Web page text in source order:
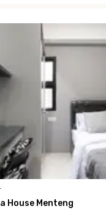
House Menteng